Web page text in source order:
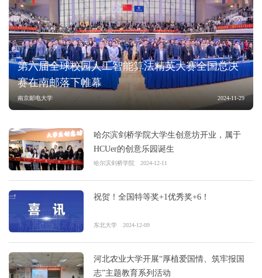
第六届全球校园人工智能算法精英大赛全国总决
赛在南邮落下帷幕
南京邮电大学 2024-11-29
哈尔滨剑桥学院大学生创意坊开业，属于
HCUer的创意乐园诞生
哈尔滨剑桥学院 2024-12-11
祝贺！全国特等奖+1优秀奖+6！
东北大学 2024-12-09
河北农业大学开展“厚植爱国情、筑牢报国
志”主题教育系列活动